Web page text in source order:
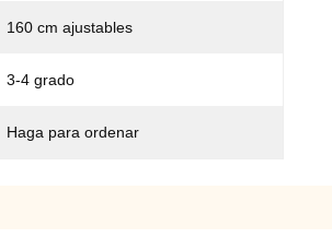
160 cm ajustables
3-4 grado
Haga para ordenar